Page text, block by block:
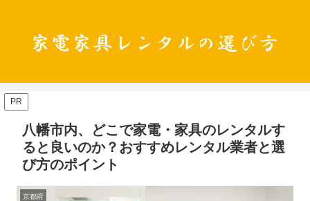
PR
八幡市内、どこで家電・家具のレンタルす
ると良いのか？おすすめレンタル業者と選
び方のポイント
京都府